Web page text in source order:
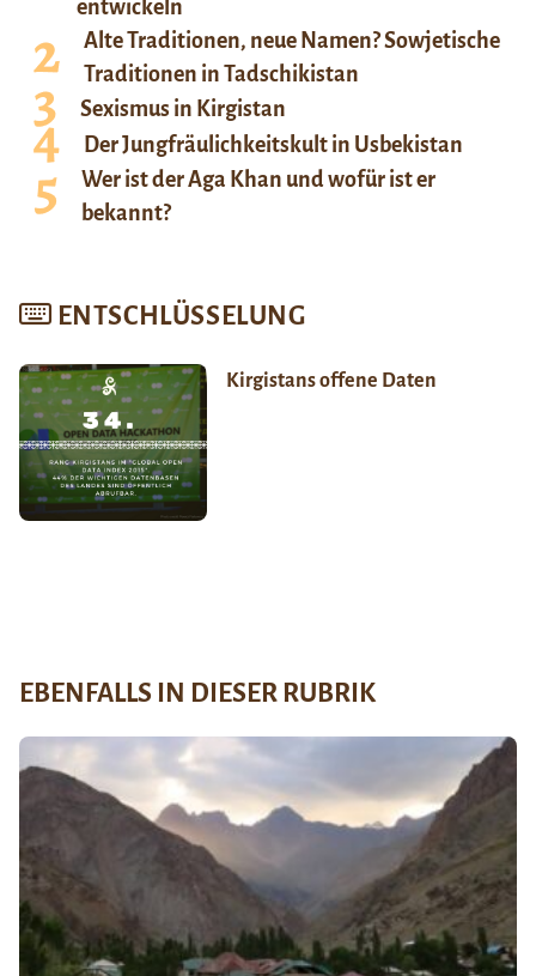
entwickeln
Alte Traditionen, neue Namen? Sowjetische
Traditionen in Tadschikistan
Sexismus in Kirgistan
Der Jungfräulichkeitskult in Usbekistan
Wer ist der Aga Khan und wofür ist er
bekannt?
ENTSCHLÜSSELUNG
Kirgistans offene Daten
EBENFALLS IN DIESER RUBRIK